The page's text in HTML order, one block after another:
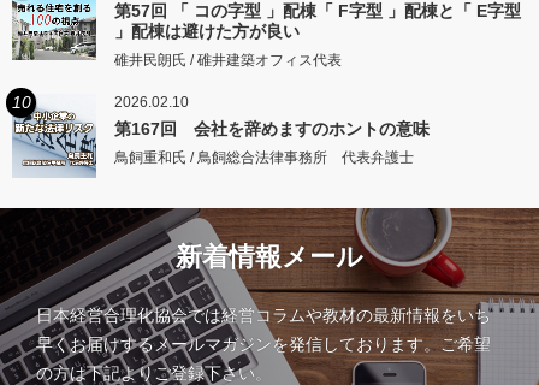
第57回 「 コの字型 」配棟「 F字型 」配棟と「 E字型
」配棟は避けた方が良い
碓井民朗氏 / 碓井建築オフィス代表
10 2026.02.10
第167回 会社を辞めますのホントの意味
鳥飼重和氏 / 鳥飼総合法律事務所 代表弁護士
新着情報メール
日本経営合理化協会では経営コラムや教材の最新情報をいち
早くお届けするメールマガジンを発信しております。ご希望
の方は下記よりご登録下さい。